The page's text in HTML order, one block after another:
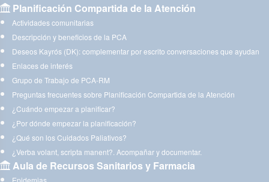
Planificación Compartida de la Atención
Actividades comunitarias
Descripción y beneficios de la PCA
Deseos Kayrós (DK): complementar por escrito conversaciones que ayudan
Enlaces de interés
Grupo de Trabajo de PCA-RM
Preguntas frecuentes sobre Planificación Compartida de la Atención
¿Cuándo empezar a planificar?
¿Por dónde empezar la planificación?
¿Qué son los Cuidados Paliativos?
¿Verba volant, scripta manent?. Acompañar y documentar.
Aula de Recursos Sanitarios y Farmacia
Epidemias